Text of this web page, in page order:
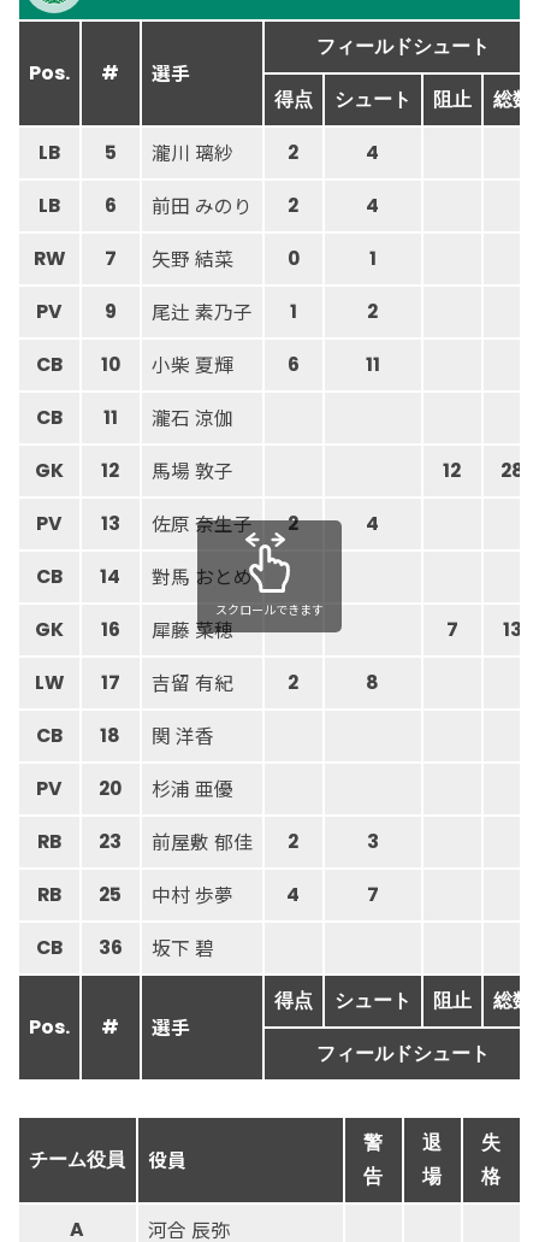
Pos. # 選手
フィールドシュート
得点 シュート 阻止 総数
LB 5 瀧川 璃紗 2 4
LB 6 前田 みのり 2 4
RW 7 矢野 結菜 0 1
PV 9 尾辻 素乃子 1 2
CB 10 小柴 夏輝 6 11
CB 11 瀧石 涼伽
GK 12 馬場 敦子 12 28
PV 13 佐原 奈生子 2 4
CB 14 對馬 おとめ
GK 16 犀藤 菜穂 7 13
LW 17 吉留 有紀 2 8
CB 18 関 洋香
PV 20 杉浦 亜優
RB 23 前屋敷 郁佳 2 3
RB 25 中村 歩夢 4 7
CB 36 坂下 碧
Pos. # 選手
得点 シュート 阻止 総数
フィールドシュート
スクロールできます
チーム役員 役員
警
告
退
場
失
格
A 河合 辰弥